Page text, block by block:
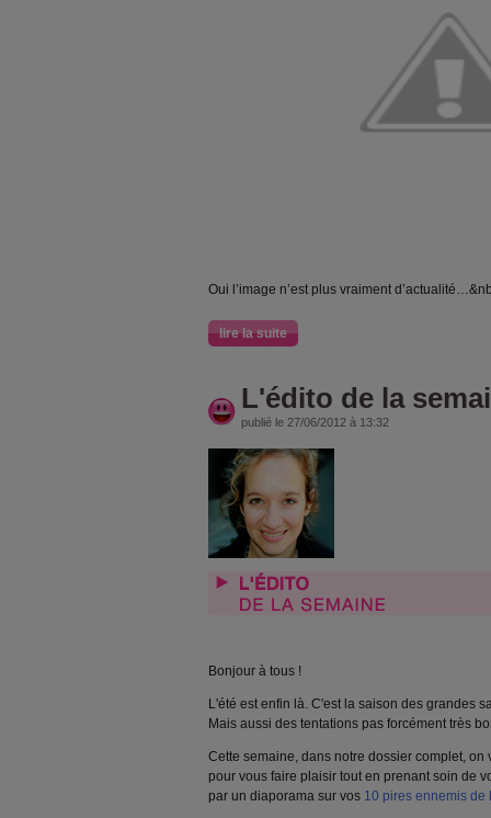
Oui l’image n’est plus vraiment
lire la suite
L'édito de la
publié le 27/06/2012 à 13:32
Bonjour à tous !
L'été est enfin là. C'est la saison des grandes
Mais aussi des tentations pas forcément très
Cette semaine, dans notre dossier complet,
pour vous faire plaisir tout en prenant soin de
par un diaporama sur vos 10 pires ennemis de